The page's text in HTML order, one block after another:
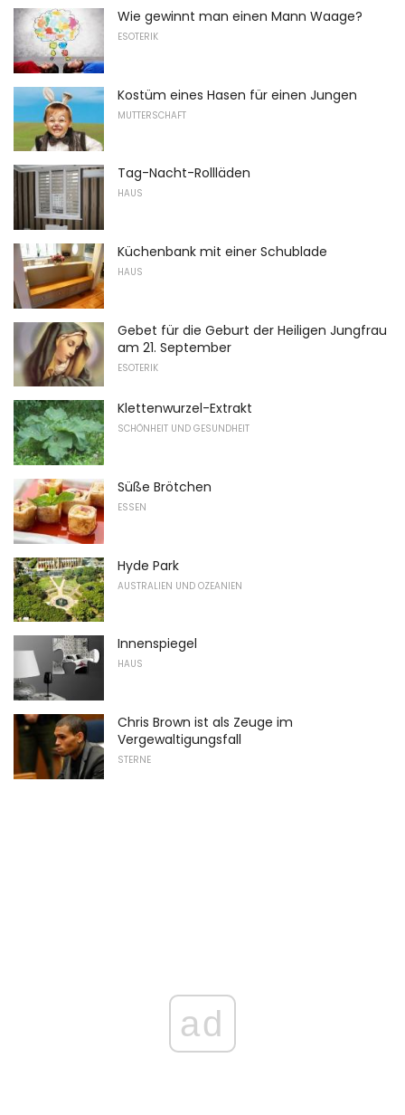
Wie gewinnt man einen Mann Waage?
ESOTERIK
Kostüm eines Hasen für einen Jungen
MUTTERSCHAFT
Tag-Nacht-Rollläden
HAUS
Küchenbank mit einer Schublade
HAUS
Gebet für die Geburt der Heiligen Jungfrau
am 21. September
ESOTERIK
Klettenwurzel-Extrakt
SCHÖNHEIT UND GESUNDHEIT
Süße Brötchen
ESSEN
Hyde Park
AUSTRALIEN UND OZEANIEN
Innenspiegel
HAUS
Chris Brown ist als Zeuge im
Vergewaltigungsfall
STERNE
ad